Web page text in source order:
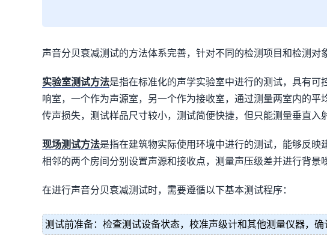
声音分贝衰减测试的方法体系完善，针对不同的检测项目和检测
实验室测试方法是指在标准化的声学实验室中进行的测试，具有
响室，一个作为声源室，另一个作为接收室，通过测量两室内的
传声损失，测试样品尺寸较小，测试简便快捷，但只能测量垂直入
现场测试方法是指在建筑物实际使用环境中进行的测试，能够反
相邻的两个房间分别设置声源和接收点，测量声压级差并进行背
在进行声音分贝衰减测试时，需要遵循以下基本测试程序：
测试前准备：检查测试设备状态，校准声级计和其他测量仪器，